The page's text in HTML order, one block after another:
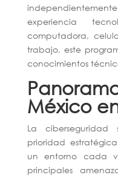
experiencia
computadora,
trabajo, este
conocimientos
México
La
prioridad
un entorno cada
principales